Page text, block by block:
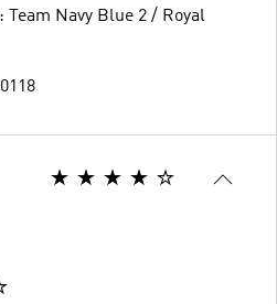
Navy Blue 2 / Royal